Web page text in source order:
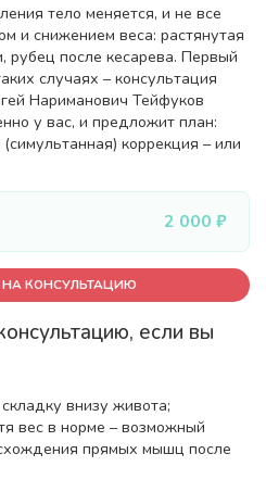
тело меняется, и не все
и снижением веса: растянутая
рубец после кесарева. Первый
случаях – консультация
Нариманович Тейфуков
у вас, и предложит план:
коррекция – или
2 000 ₽
КОНСУЛЬТАЦИЮ
если вы
внизу живота;
вес в норме – возможный
прямых мышц после